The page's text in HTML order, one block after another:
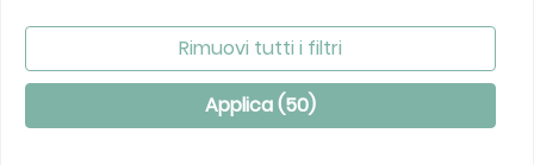
Rimuovi tutti i filtri
Applica (50)